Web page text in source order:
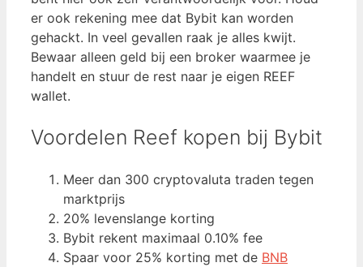
er ook rekening mee dat Bybit kan worden
gehackt. In veel gevallen raak je alles kwijt.
Bewaar alleen geld bij een broker waarmee je
handelt en stuur de rest naar je eigen REEF
wallet.
Voordelen Reef kopen bij Bybit
Meer dan 300 cryptovaluta traden tegen
marktprijs
20% levenslange korting
Bybit rekent maximaal 0.10% fee
Spaar voor 25% korting met de BNB